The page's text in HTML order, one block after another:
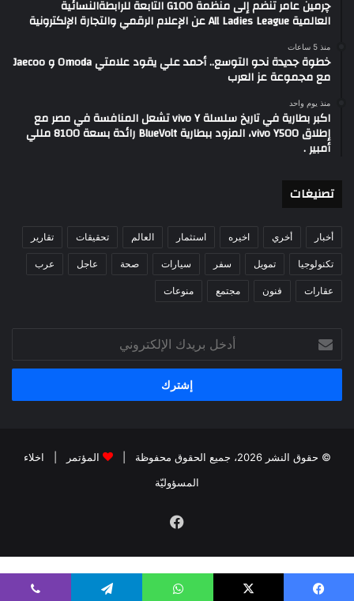
چرمين عامر تنضم إلى منظمة G100 التابعة للرابطةالنسائية
العالمية All Ladies League عن الإعلام الرقمي والتجارة الإلكترونية
منذ 5 ساعات
خطوة جديدة نحو التوسع.. أحمد علي يقود علامتي Omoda و Jaecoo
مع مجموعة عز العرب
منذ يوم واحد
اكبر بطارية في تاريخ سلسلة vivo Y تشعل المنافسة في مصر مع
إطلاق vivo Y500، المزود ببطارية BlueVolt رائدة بسعة 8100 مللي
أمبير .
تصنيغات
أخبار أخري اخيره استثمار العالم تحقيقات تقارير
تكنولوجيا تمويل سفر سيارات صحة عاجل عرب
عقارات فنون مجتمع منوعات
بريدك
الإلكتروني
© حقوق النشر 2026، جميع الحقوق محفوظة | المؤتمر
اخلاء
المسؤوليّة
فيسبوك
kiralık bahis siteleri